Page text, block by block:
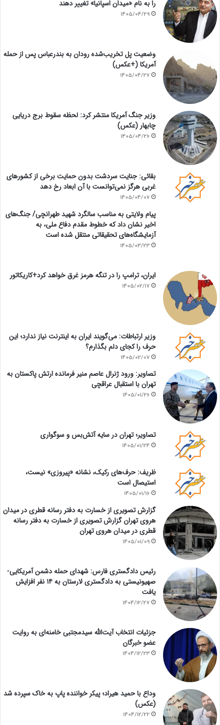
را به نام «میدان اسپانیا» تغییر دهند
1405/04/29
وضعیت پل تخریب‌شده رودان به بندرعباس پس از حمله
آمریکا (+عکس)
1405/04/27
وزیر جنگ آمریکا منتشر کرد: لحظه سقوط برج دریایی
چابهار (عکس)
1405/04/26
بقائی: جنایت سردشت بدون حمایت برخی از کشورهای
غربی هرگز نمی‌توانست با آن ابعاد رخ دهد
1405/04/07
پیام ولایتی به مناسب سالگرد شهید طهرانچی/ جنگ‌های
اخیر نشان داد که خطوط مقدم دفاع ملی، به
آزمایشگاه‌های تحقیقاتی منتقل شده است
1405/03/23
ایران، ترامپ را در تنگه هرمز غرق خواهد کرد+کاریکاتور
1405/02/17
وزیر ارتباطات: می‌گویند ایران به اینترنت نیاز ندارد؛ این
حرف را کجای دلم بگذارم؟
1405/02/07
تصاویر: ورود ژنرال عاصم منیر فرمانده ارتش پاکستان به
تهران با استقبال عراقچی
1405/01/26
تصاویر؛ تهران در سایه آتش‌بس و سوگواری
1405/01/24
ظریف: حرف‌های رکیک، نشانه «پیروزی» نیست،
استیصال است
1405/01/16
گزارش تصویری از خسارت به دفتر رسانه قطری در میدان
هروی تهران گزارش تصویری از خسارت به دفتر رسانه
قطری در میدان هروی تهران
1405/01/09
رئیس دادگستری فارس: شهدای حمله دشمن آمریکایی-
صهیونیستی به دادگستری لارستان به ۱۴ نفر افزایش
یافت
1404/12/27
جزئیات انتخاب آیت‌الله سیدمجتبی خامنه‌ای به روایت
عضو خبرگان
1404/12/23
وداع با حمید هیراد؛ پیکر خواننده پاپ به خاک سپرده شد
(عکس)
1404/12/22